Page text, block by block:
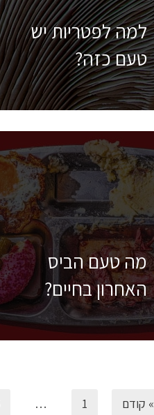
למה לפטריות יש
טעם כזה?
מה טעם הביס
האחרון בחיים?
» קודם 1
…